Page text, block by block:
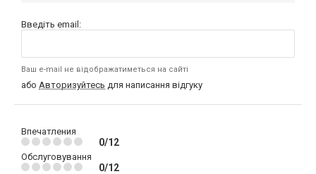
Введіть email:
Ваш e-mail не відображатиметься на сайті
або Авторизуйтесь для написання відгуку
Впечатления
0/12
Обслуговування
0/12